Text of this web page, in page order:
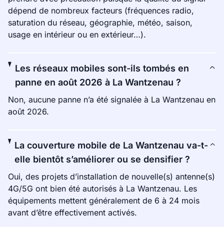
dépend de nombreux facteurs (fréquences radio,
saturation du réseau, géographie, météo, saison,
usage en intérieur ou en extérieur…).
Les réseaux mobiles sont-ils tombés en
panne en août 2026 à La Wantzenau ?
Non, aucune panne n’a été signalée à La Wantzenau en
août 2026.
La couverture mobile de La Wantzenau va-t-
elle bientôt s’améliorer ou se densifier ?
Oui, des projets d’installation de nouvelle(s) antenne(s)
4G/5G ont bien été autorisés à La Wantzenau. Les
équipements mettent généralement de 6 à 24 mois
avant d’être effectivement activés.